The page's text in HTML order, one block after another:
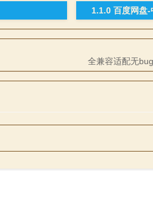
1.1.0 百度网盘-
全兼容适配无